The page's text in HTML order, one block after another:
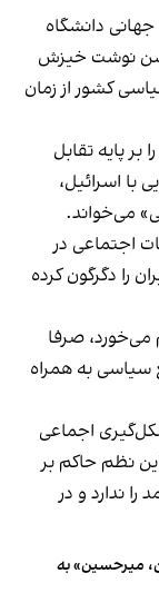
دانشگاه
نوشت خیزش
کشور از زمان
پایه تقابل
با اسرائیل،
می‌خواند.
اجتماعی در
را دگرگون کرده
صرفا
سیاسی به همراه
اجماعی
این نظم حاکم بر
ندارد و در
میرحسین» به